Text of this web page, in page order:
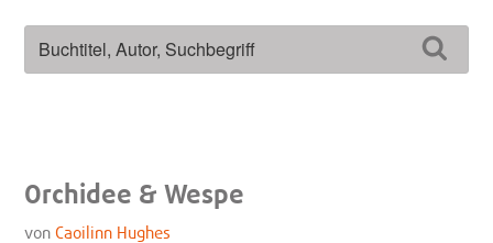
Orchidee & Wespe
vonCaoilinn Hughes